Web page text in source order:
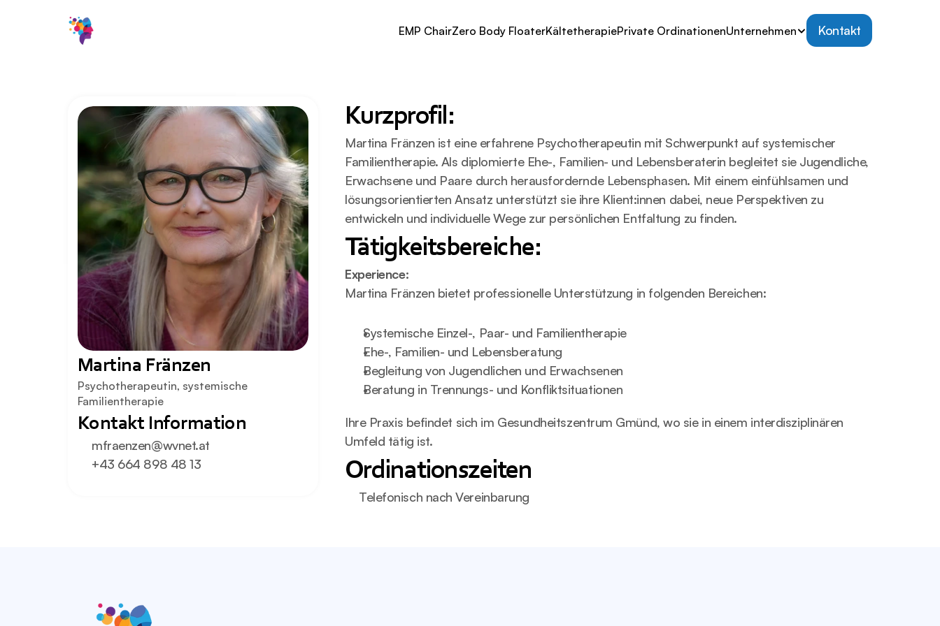
EMP ChairZero Body FloaterKältetherapiePrivate OrdinationenUnternehmen Kontakt
Martina Fränzen
Psychotherapeutin, systemische
Familientherapie
Kontakt Information
mfraenzen@wvnet.at
+43 664 898 48 13
Kurzprofil:
Martina Fränzen ist eine erfahrene Psychotherapeutin mit Schwerpunkt auf systemischer
Familientherapie. Als diplomierte Ehe-, Familien- und Lebensberaterin begleitet sie Jugendliche,
Erwachsene und Paare durch herausfordernde Lebensphasen. Mit einem einfühlsamen und
lösungsorientierten Ansatz unterstützt sie ihre Klient:innen dabei, neue Perspektiven zu
entwickeln und individuelle Wege zur persönlichen Entfaltung zu finden.
Tätigkeitsbereiche:
Experience:
Martina Fränzen bietet professionelle Unterstützung in folgenden Bereichen:
Systemische Einzel-, Paar- und Familientherapie
Ehe-, Familien- und Lebensberatung
Begleitung von Jugendlichen und Erwachsenen
Beratung in Trennungs- und Konfliktsituationen
Ihre Praxis befindet sich im Gesundheitszentrum Gmünd, wo sie in einem interdisziplinären
Umfeld tätig ist.
Ordinationszeiten
Telefonisch nach Vereinbarung